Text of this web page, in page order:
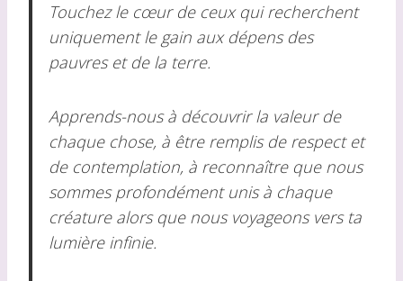
Touchez le cœur de ceux qui recherchent
uniquement le gain aux dépens des
pauvres et de la terre.
Apprends-nous à découvrir la valeur de
chaque chose, à être remplis de respect et
de contemplation, à reconnaître que nous
sommes profondément unis à chaque
créature alors que nous voyageons vers ta
lumière infinie.